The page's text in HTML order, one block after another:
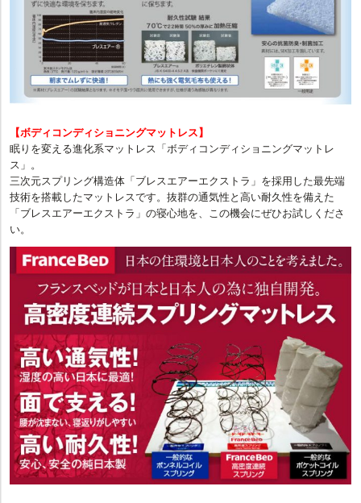
【ボディコンディショニングマットレス】
眠りを変える進化系マットレス「ボディコンディショニングマットレ
ス」。
三次元スプリング構造体「ブレスエアーエクストラ」を採用した最先端
技術を搭載したマットレスです。抜群の通気性と高い耐久性を備えた
「ブレスエアーエクストラ」の寝心地を、この機会にぜひお試しくださ
い。